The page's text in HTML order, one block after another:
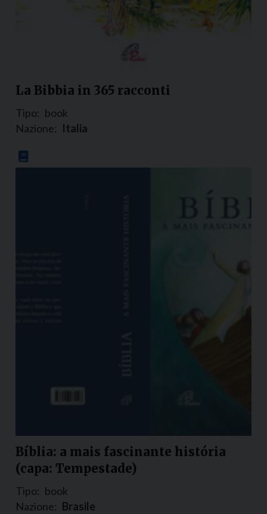
La Bibbia in 365 racconti
Tipo: book
Nazione: Italia
Bíblia: a mais fascinante história
(capa: Tempestade)
Tipo: book
Nazione: Brasile